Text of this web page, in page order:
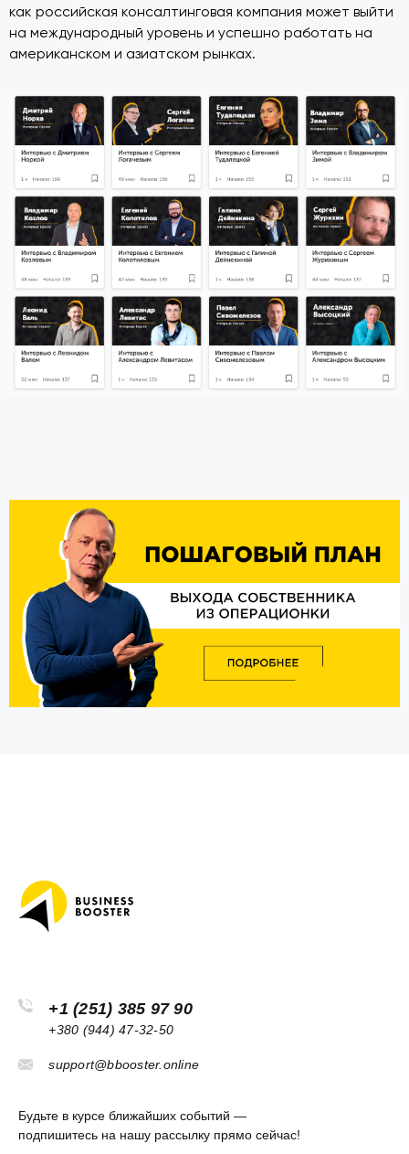
как российская консалтинговая компания может выйти
на международный уровень и успешно работать на
американском и азиатском рынках.
+1 (251) 385 97 90
+380 (944) 47-32-50
support@bbooster.online
Будьте в курсе ближайших событий —
подпишитесь на нашу рассылку прямо сейчас!